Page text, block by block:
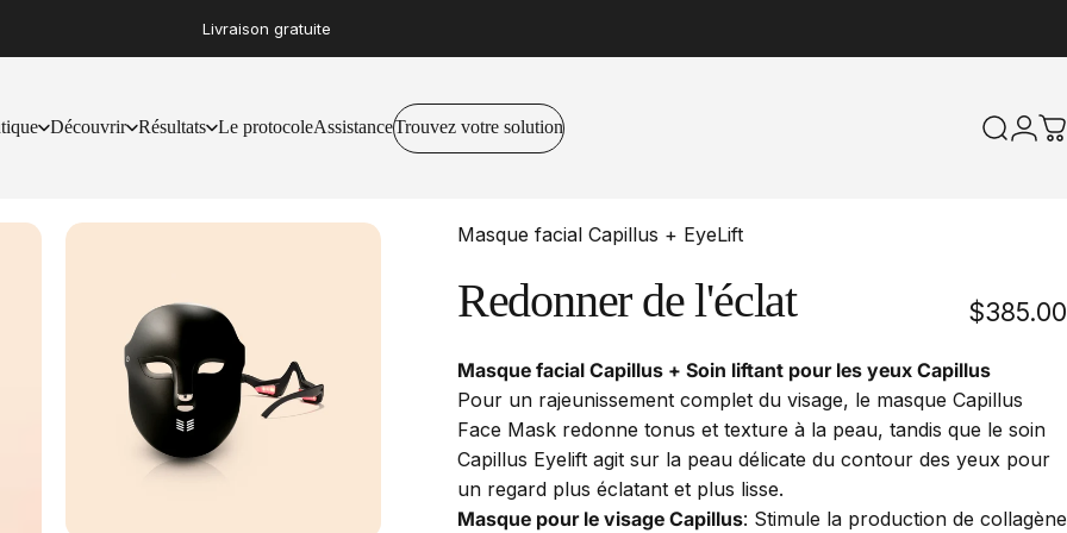
Livraison gratuite
Découvrir Résultats Le protocoleAssistanceTrouvez votre solution
Masque facial Capillus + EyeLift
Redonner del'éclat $385.00
Masque facial Capillus + Soin liftant pour les yeux Capillus
Pour un rajeunissement complet du visage, le masque Capillus
Face Mask redonne tonus et texture à la peau, tandis que le soin
Capillus Eyelift agit sur la peau délicate du contour des yeux pour
un regard plus éclatant et plus lisse.
Masque pour le visage Capillus: Stimule la production de collagène